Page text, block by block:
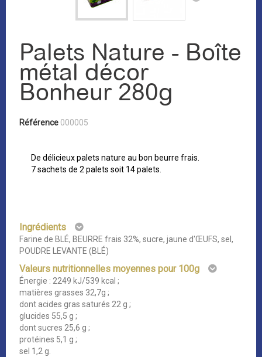
Palets Nature - Boîte
métal décor
Bonheur 280g
Référence 000005
De délicieux palets nature au bon beurre frais.
7 sachets de 2 palets soit 14 palets.
Ingrédients
Farine de BLÉ, BEURRE frais 32%, sucre, jaune d'ŒUFS, sel,
POUDRE LEVANTE (BLÉ)
Valeurs nutritionnelles moyennes pour 100g
Énergie : 2249 kJ/539 kcal ;
matières grasses 32,7g ;
dont acides gras saturés 22 g ;
glucides 55,5 g ;
dont sucres 25,6 g ;
protéines 5,1 g ;
sel 1,2 g.